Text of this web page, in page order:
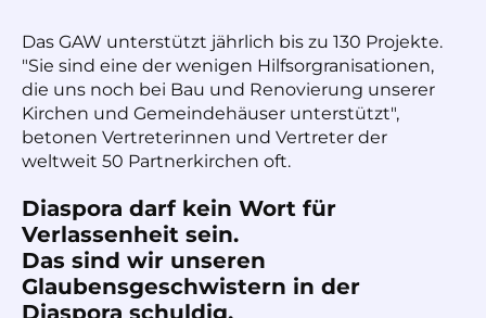
Das GAW unterstützt jährlich bis zu 130 Projekte.
"Sie sind eine der wenigen Hilfsorgranisationen,
die uns noch bei Bau und Renovierung unserer
Kirchen und Gemeindehäuser unterstützt",
betonen Vertreterinnen und Vertreter der
weltweit 50 Partnerkirchen oft.
Diaspora darf kein Wort für
Verlassenheit sein.
Das sind wir unseren
Glaubensgeschwistern in der
Diaspora schuldig.